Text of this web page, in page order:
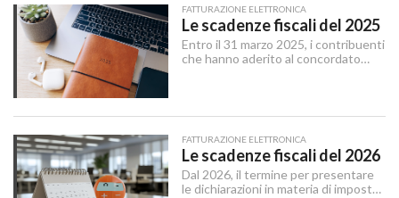
brand globale.
FATTURAZIONE ELETTRONICA
Le scadenze fiscali del 2025
Entro il 31 marzo 2025, i contribuenti
che hanno aderito al concordato
anni 2018-2022, versando
sui redditi e relative addizionali e
dell’IRAP.
FATTURAZIONE ELETTRONICA
Le scadenze fiscali del 2026
Dal 2026, il termine per presentare
le dichiarazioni in materia di imposte